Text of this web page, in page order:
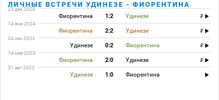
ЛИЧНЫЕ ВСТРЕЧИ УДИНЕЗЕ - ФИОРЕНТИНА
23 дек 2024
Фиорентина 1:2 Удинезе
14 янв 2024
Фиорентина 2:2 Удинезе
24 сен 2023
Удинезе 0:2 Фиорентина
14 мая 2023
Фиорентина 2:0 Удинезе
31 авг 2022
Удинезе 1:0 Фиорентина